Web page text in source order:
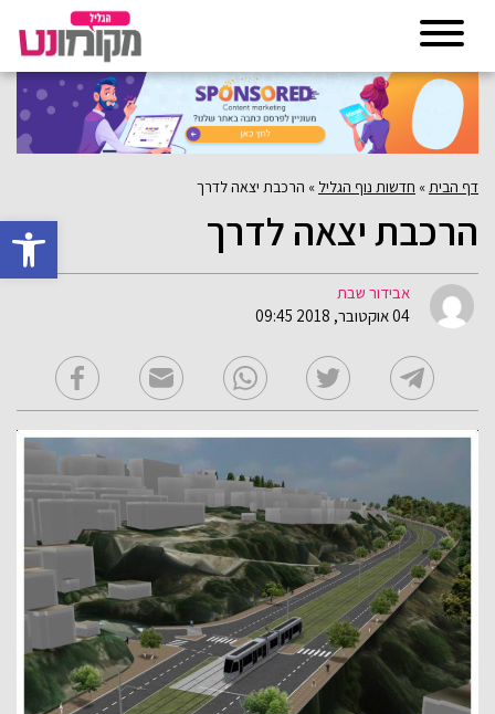
פתח
דף הבית » חדשות נוף הגליל » הרכבת יצאה לדרך
הרכבת יצאה לדרך
אבידור שבת
04 אוקטובר, 2018 09:45